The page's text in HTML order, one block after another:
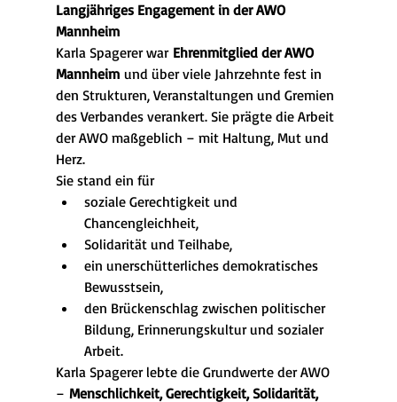
Langjähriges Engagement in der AWO
Mannheim
Karla Spagerer war Ehrenmitglied der AWO
Mannheim und über viele Jahrzehnte fest in
den Strukturen, Veranstaltungen und Gremien
des Verbandes verankert. Sie prägte die Arbeit
der AWO maßgeblich – mit Haltung, Mut und
Herz.
Sie stand ein für
soziale Gerechtigkeit und
Chancengleichheit,
Solidarität und Teilhabe,
ein unerschütterliches demokratisches
Bewusstsein,
den Brückenschlag zwischen politischer
Bildung, Erinnerungskultur und sozialer
Arbeit.
Karla Spagerer lebte die Grundwerte der AWO
– Menschlichkeit, Gerechtigkeit, Solidarität,